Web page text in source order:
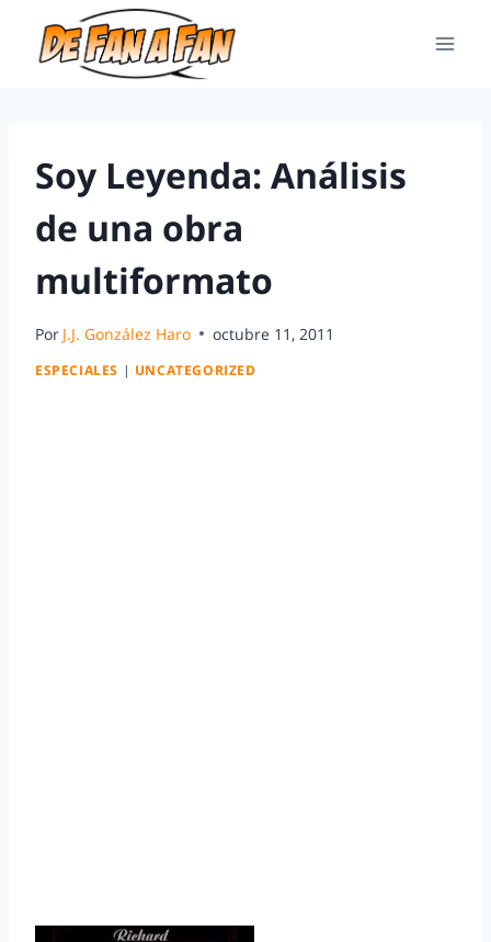
Soy Leyenda: Análisis
de una obra
multiformato
Por J.J. González Haro octubre 11, 2011
ESPECIALES | UNCATEGORIZED